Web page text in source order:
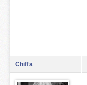
Chiffa